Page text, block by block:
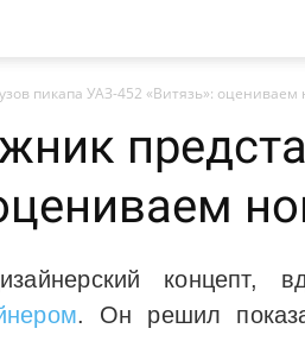
пикапа УАЗ-452 «Витязь»: оцениваем
концепт,
. Он решил